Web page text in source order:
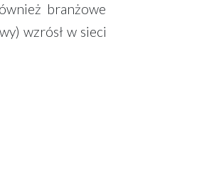
branżowe
wzrósł w sieci